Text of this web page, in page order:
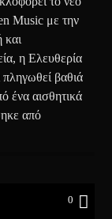
Music με την
η Ελευθερία
βαθιά
ένα αισθητικά
από
0